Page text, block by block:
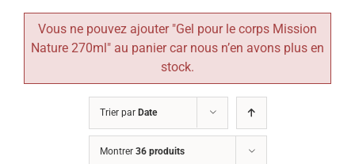
Vous ne pouvez ajouter "Gel pour le corps Mission
Nature 270ml" au panier car nous n’en avons plus en
stock.
Trier par Date
Montrer 36 produits